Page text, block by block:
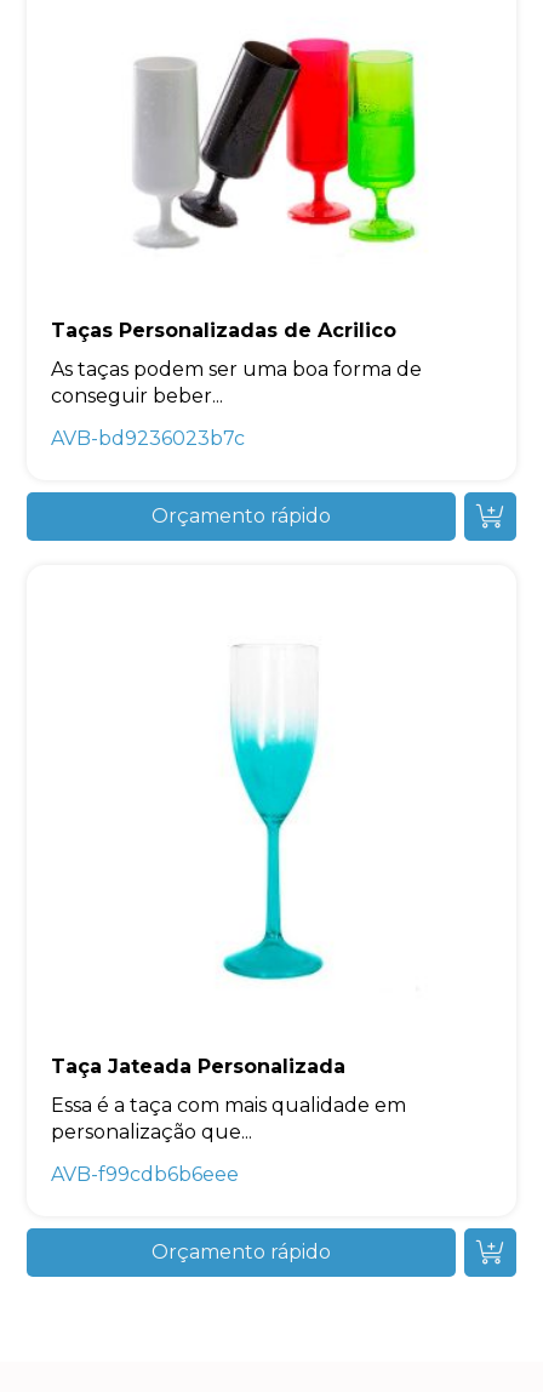
Taças Personalizadas de Acrilico
As taças podem ser uma boa forma de
conseguir beber...
AVB-bd9236023b7c
Orçamento rápido
Taça Jateada Personalizada
Essa é a taça com mais qualidade em
personalização que...
AVB-f99cdb6b6eee
Orçamento rápido